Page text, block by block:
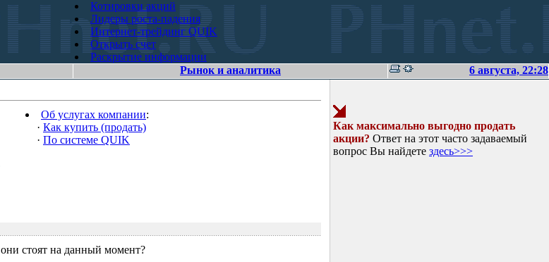
Котировки акций
Лидеры роста-падения
Интернет-трейдинг QUIK
Открыть счет
Раскрытие информации
Рынок и аналитика 6 августа, 22:28
Об услугах компании:
· Как купить (продать)
· По системе QUIK
они стоят на данный момент?
Как максимально выгодно продать
акции? Ответ на этот часто задаваемый
вопрос Вы найдете здесь>>>